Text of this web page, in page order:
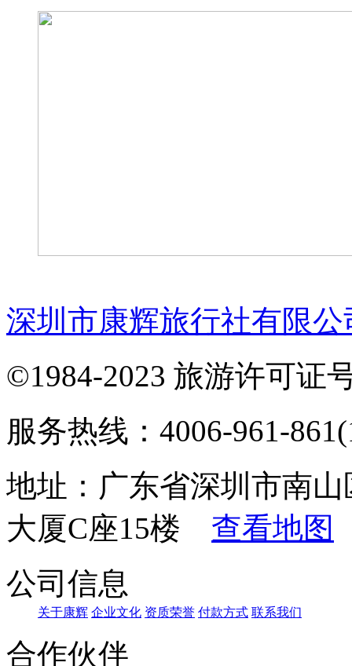
深圳市康辉旅行社有限
©1984-2023 旅游许可证
服务热线：4006-961-
地址：广东省深圳市南
大厦C座15楼 查看地图
公司信息
关于康辉 企业文化 资质荣誉 付款方式 联系我们
合作伙伴